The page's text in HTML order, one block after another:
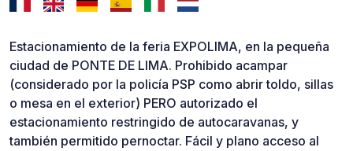
Estacionamiento de la feria EXPOLIMA, en la pequeña
ciudad de PONTE DE LIMA. Prohibido acampar
(considerado por la policía PSP como abrir toldo, sillas
o mesa en el exterior) PERO autorizado el
estacionamiento restringido de autocaravanas, y
también permitido pernoctar. Fácil y plano acceso al